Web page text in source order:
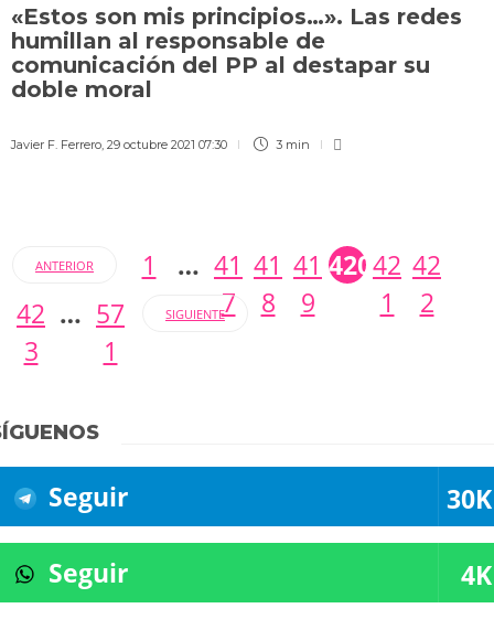
«Estos son mis principios…». Las redes
humillan al responsable de
comunicación del PP al destapar su
doble moral
Javier F. Ferrero 29 octubre 2021 07:30 3 min
ANTERIOR 1 … 41
7
41
8
41
9
42042
1
42
2
42
3
… 57
1
SIGUIENTE
Seguir 30K
Seguir 4K